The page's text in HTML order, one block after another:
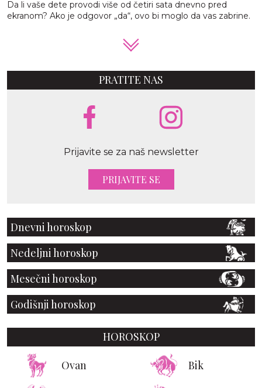
Da li vaše dete provodi više od četiri sata dnevno pred
ekranom? Ako je odgovor „da“, ovo bi moglo da vas zabrine.
PRATITE NAS
Prijavite se za naš newsletter
PRIJAVITE SE
Dnevni horoskop
Nedeljni horoskop
Mesečni horoskop
Godišnji horoskop
HOROSKOP
Ovan Bik